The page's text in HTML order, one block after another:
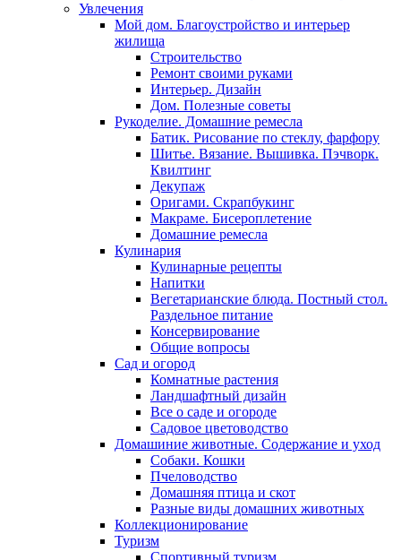
Увлечения
Мой дом. Благоустройство и интерьер
жилища
Строительство
Ремонт своими руками
Интерьер. Дизайн
Дом. Полезные советы
Рукоделие. Домашние ремесла
Батик. Рисование по стеклу, фарфору
Шитье. Вязание. Вышивка. Пэчворк.
Квилтинг
Декупаж
Оригами. Скрапбукинг
Макраме. Бисероплетение
Домашние ремесла
Кулинария
Кулинарные рецепты
Напитки
Вегетарианские блюда. Постный стол.
Раздельное питание
Консервирование
Общие вопросы
Сад и огород
Комнатные растения
Ландшафтный дизайн
Все о саде и огороде
Садовое цветоводство
Домашиние животные. Содержание и уход
Собаки. Кошки
Пчеловодство
Домашняя птица и скот
Разные виды домашних животных
Коллекционирование
Туризм
Спортивный туризм